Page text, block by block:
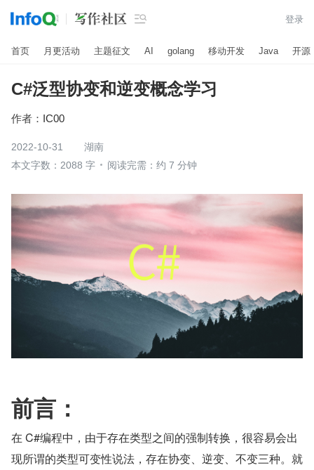
 登录
首页 月更活动 主题征文 AI golang 移动开发 Java 开源
C#泛型协变和逆变概念学习
作者： IC00
2022-10-31
湖南
本文字数：2088 字
阅读完需：约 7 分钟
前言：
在 C#编程中，由于存在类型之间的强制转换，很容易会出
现所谓的类型可变性说法，存在协变、逆变、不变三种。就